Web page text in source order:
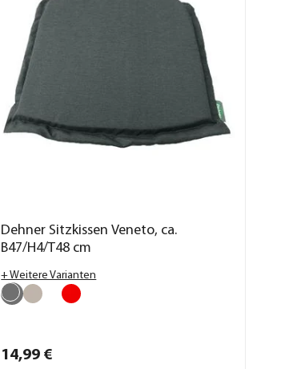
Dehner Sitzkissen Veneto, ca.
B47/H4/T48 cm
+ Weitere Varianten
14,99 €